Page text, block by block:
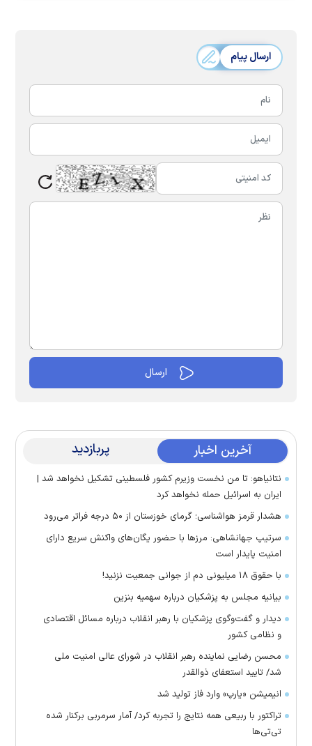
ارسال پیام
آخرین اخبار پربازدید
نتانیاهو: تا من نخست وزیرم کشور فلسطینی تشکیل نخواهد شد |
ایران به اسرائیل حمله نخواهد کرد
هشدار قرمز هواشناسی؛ گرمای خوزستان از ۵۰ درجه فراتر می‌رود
سرتیپ جهانشاهی: مرز‌ها با حضور یگان‌های واکنش سریع دارای
امنیت پایدار است
با حقوق ۱۸ میلیونی دم از جوانی جمعیت نزنید!
بیانیه مجلس به پزشکیان درباره سهمیه بنزین
دیدار و گفت‌وگوی پزشکیان با رهبر انقلاب درباره مسائل اقتصادی
و نظامی کشور
محسن رضایی نماینده رهبر انقلاب در شورای عالی امنیت ملی
شد/ تایید استعفای ذوالقدر
انیمیشن «یارپ» وارد فاز تولید شد
تراکتور با ربیعی همه نتایج را تجربه کرد/ آمار سرمربی برکنار شده
تی‌تی‌ها